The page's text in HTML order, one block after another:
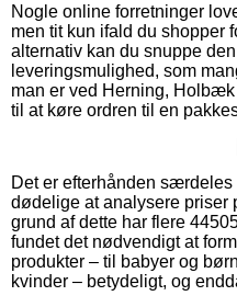
Nogle online forretninger
men tit kun ifald du shopper
alternativ kan du snuppe
leveringsmulighed, som
man er ved Herning,
til at køre ordren til en
Det er efterhånden
dødelige at analysere priser
grund af dette har flere
fundet det nødvendigt at
produkter – til babyer og
kvinder – betydeligt, og